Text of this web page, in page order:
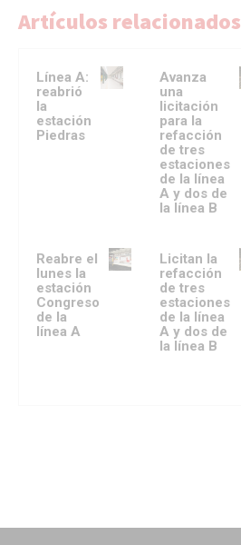
Artículos relacionados
Línea A:
reabrió
la
estación
Piedras
Avanza
una
licitación
para la
refacción
de tres
estaciones
de la línea
A y dos de
la línea B
Reabre el
lunes la
estación
Congreso
de la
línea A
Licitan la
refacción
de tres
estaciones
de la línea
A y dos de
la línea B